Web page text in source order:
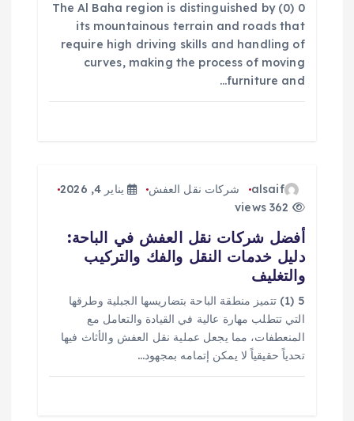
ت
0 (0) The Al Baha region is distinguished by
its mountainous terrain and roads that
require high driving skills and handling of
curves, making the process of moving
furniture and…
alsaif شركات نقل العفش
يناير 4, 2026
أفضل شركات نقل العفش في الباحة:
دليل خدمات النقل والفك والتركيب
والتغليف
5 (1) تتميز منطقة الباحة بتضاريسها الجبلية وطرقها
التي تتطلب مهارة عالية في القيادة والتعامل مع
المنعطفات، مما يجعل عملية نقل العفش والأثاث فيها
تحدياً حقيقياً لا يمكن إتمامه بمجهود…